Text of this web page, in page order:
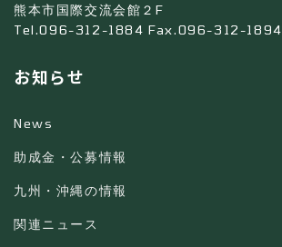
熊本市国際交流会館２F
Tel.096-312-1884 Fax.096-312-1894
お知らせ
News
助成金・公募情報
九州・沖縄の情報
関連ニュース